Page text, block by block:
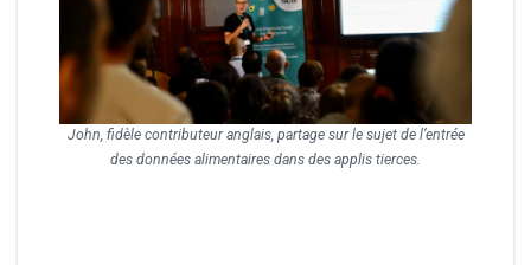
John, fidèle contributeur anglais, partage sur le sujet de l’entrée
des données alimentaires dans des applis tierces.